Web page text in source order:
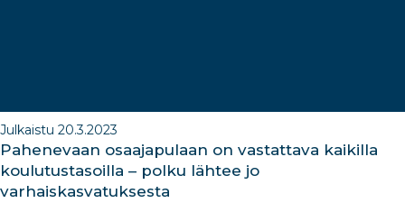
Julkaistu 20.3.2023
Pahenevaan osaajapulaan on vastattava kaikilla
koulutustasoilla – polku lähtee jo
varhaiskasvatuksesta